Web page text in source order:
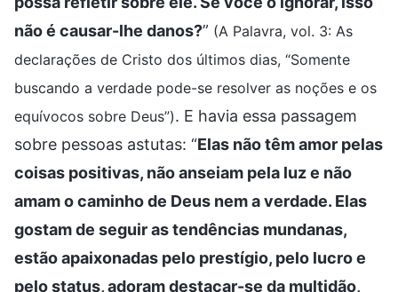
não é causar-lhe danos?” (A Palavra, vol. 3: As
declarações de Cristo dos últimos dias, “Somente
buscando a verdade pode-se resolver as noções e os
equívocos sobre Deus”). E havia essa passagem
sobre pessoas astutas: “Elas não têm amor pelas
coisas positivas, não anseiam pela luz e não
amam o caminho de Deus nem a verdade. Elas
gostam de seguir as tendências mundanas,
estão apaixonadas pelo prestígio, pelo lucro e
pelo status, adoram destacar-se da multidão,